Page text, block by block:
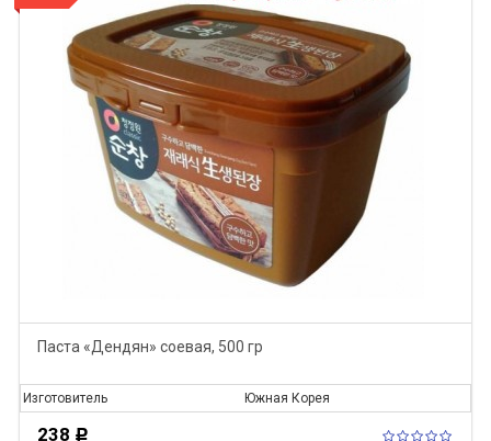
Паста «Дендян» соевая, 500 гр
Изготовитель Южная Корея
238 Р